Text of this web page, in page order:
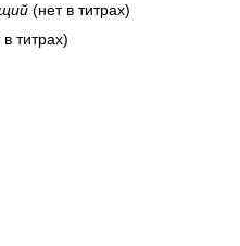
(нет в титрах)
титрах)